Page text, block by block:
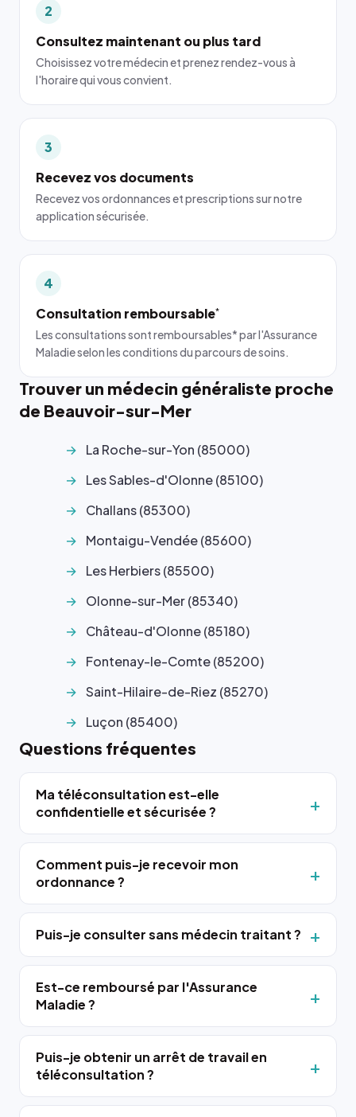
2
Consultez maintenant ou plus tard
Choisissez votre médecin et prenez rendez-vous à
l'horaire qui vous convient.
3
Recevez vos documents
Recevez vos ordonnances et prescriptions sur notre
application sécurisée.
4
Consultation remboursable*
Les consultations sont remboursables* par l'Assurance
Maladie selon les conditions du parcours de soins.
Trouver un médecin généraliste proche
de Beauvoir-sur-Mer
La Roche-sur-Yon (85000)
Les Sables-d'Olonne (85100)
Challans (85300)
Montaigu-Vendée (85600)
Les Herbiers (85500)
Olonne-sur-Mer (85340)
Château-d'Olonne (85180)
Fontenay-le-Comte (85200)
Saint-Hilaire-de-Riez (85270)
Luçon (85400)
Questions fréquentes
Ma téléconsultation est-elle
confidentielle et sécurisée ?
Comment puis-je recevoir mon
ordonnance ?
Puis-je consulter sans médecin traitant ?
Est-ce remboursé par l'Assurance
Maladie ?
Puis-je obtenir un arrêt de travail en
téléconsultation ?